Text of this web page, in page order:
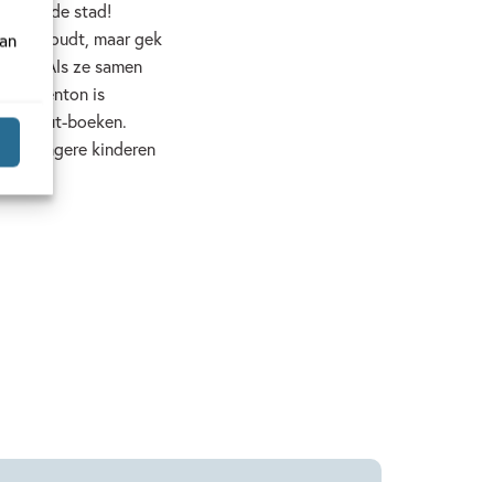
in de stad!
houdt, maar gek
Als ze samen
Denton is
boeken.
jongere kinderen